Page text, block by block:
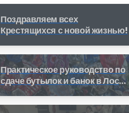
Поздравляем всех
Крестящихся с новой жизнью!
Практическое руководство по
сдаче бутылок и банок в Лос-
Анджелесе: Как получить
деньги за переработку (CRV)